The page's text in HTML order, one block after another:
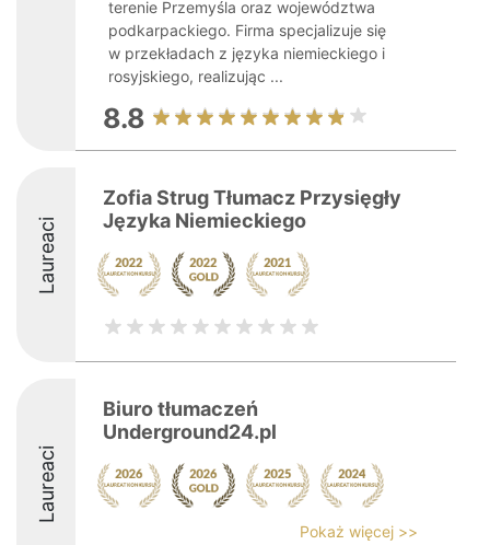
terenie Przemyśla oraz województwa
podkarpackiego. Firma specjalizuje się
w przekładach z języka niemieckiego i
rosyjskiego, realizując ...
8.8
Laureaci
Zofia Strug Tłumacz Przysięgły
Języka Niemieckiego
Laureaci
Biuro tłumaczeń
Underground24.pl
Pokaż więcej >>